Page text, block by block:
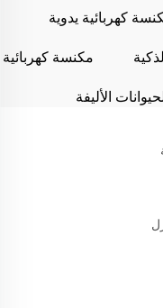
كهربائية يدوية
مكنسة كهربائية
الأليفة